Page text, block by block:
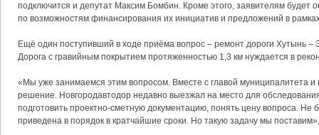
подключится и депутат Максим Бомбин. Кроме этого, заявителям будет
по возможностям финансирования их инициатив и предложений в
Ещё один поступивший в ходе приёма вопрос – ремонт дороги Хутынь –
Дорога с гравийным покрытием протяженностью 1,3 км нуждается в
«Мы уже занимаемся этим вопросом. Вместе с главой муниципалитета
решение. Новгородавтодор недавно выезжал на место для
подготовить проектно-сметную документацию, понять цену вопроса. Не
приведена в порядок в кратчайшие сроки. Но такую задачу мы